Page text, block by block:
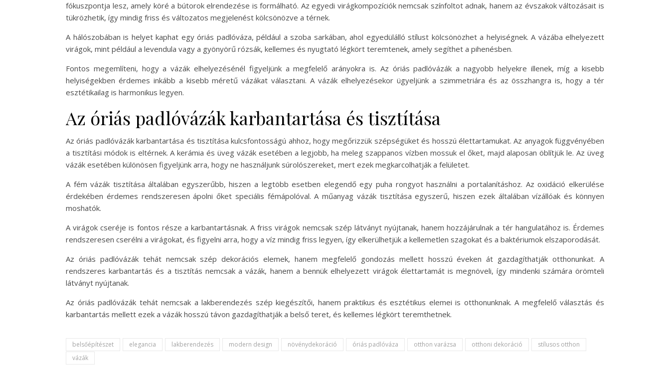
fókuszpontja lesz, amely köré a bútorok elrendezése is formálható. Az egyedi virágkompozíciók nemcsak színfoltot adnak, hanem az évszakok változásait is
tükrözhetik, így mindig friss és változatos megjelenést kölcsönözve a térnek.
A hálószobában is helyet kaphat egy óriás padlóváza, például a szoba sarkában, ahol egyedülálló stílust kölcsönözhet a helyiségnek. A vázába elhelyezett
virágok, mint például a levendula vagy a gyönyörű rózsák, kellemes és nyugtató légkört teremtenek, amely segíthet a pihenésben.
Fontos megemlíteni, hogy a vázák elhelyezésénél figyeljünk a megfelelő arányokra is. Az óriás padlóvázák a nagyobb helyekre illenek, míg a kisebb
helyiségekben érdemes inkább a kisebb méretű vázákat választani. A vázák elhelyezésekor ügyeljünk a szimmetriára és az összhangra is, hogy a tér
esztétikailag is harmonikus legyen.
Az óriás padlóvázák karbantartása és tisztítása
Az óriás padlóvázák karbantartása és tisztítása kulcsfontosságú ahhoz, hogy megőrizzük szépségüket és hosszú élettartamukat. Az anyagok függvényében
a tisztítási módok is eltérnek. A kerámia és üveg vázák esetében a legjobb, ha meleg szappanos vízben mossuk el őket, majd alaposan öblítjük le. Az üveg
vázák esetében különösen figyeljünk arra, hogy ne használjunk súrolószereket, mert ezek megkarcolhatják a felületet.
A fém vázák tisztítása általában egyszerűbb, hiszen a legtöbb esetben elegendő egy puha rongyot használni a portalanításhoz. Az oxidáció elkerülése
érdekében érdemes rendszeresen ápolni őket speciális fémápolóval. A műanyag vázák tisztítása egyszerű, hiszen ezek általában vízállóak és könnyen
moshatók.
A virágok cseréje is fontos része a karbantartásnak. A friss virágok nemcsak szép látványt nyújtanak, hanem hozzájárulnak a tér hangulatához is. Érdemes
rendszeresen cserélni a virágokat, és figyelni arra, hogy a víz mindig friss legyen, így elkerülhetjük a kellemetlen szagokat és a baktériumok elszaporodását.
Az óriás padlóvázák tehát nemcsak szép dekorációs elemek, hanem megfelelő gondozás mellett hosszú éveken át gazdagíthatják otthonunkat. A
rendszeres karbantartás és a tisztítás nemcsak a vázák, hanem a bennük elhelyezett virágok élettartamát is megnöveli, így mindenki számára örömteli
látványt nyújtanak.
Az óriás padlóvázák tehát nemcsak a lakberendezés szép kiegészítői, hanem praktikus és esztétikus elemei is otthonunknak. A megfelelő választás és
karbantartás mellett ezek a vázák hosszú távon gazdagíthatják a belső teret, és kellemes légkört teremthetnek.
belsőépítészet elegancia lakberendezés modern design növénydekoráció óriás padlóváza otthon varázsa otthoni dekoráció
stílusos otthon
vázák